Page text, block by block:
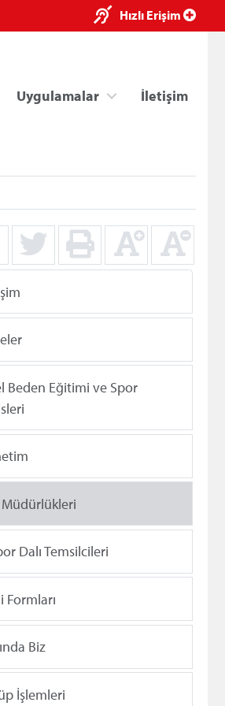
Hızlı Erişim
Uygulamalar İletişim
Beden Eğitimi ve Spor
Müdürlükleri
Dalı Temsilcileri
Formları
Biz
İşlemleri
×